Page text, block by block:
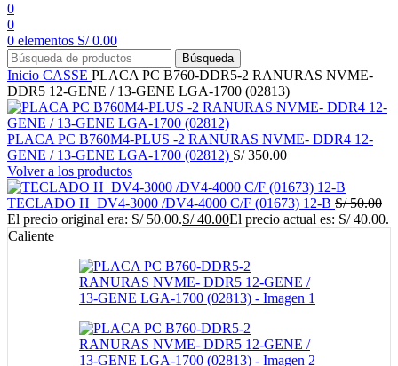
0
0
0 elementos S/0.00
Búsqueda
Inicio CASSE PLACA PC B760-DDR5-2 RANURAS NVME-
DDR5 12-GENE / 13-GENE LGA-1700 (02813)
PLACA PC B760M4-PLUS -2 RANURAS NVME- DDR4 12-
GENE / 13-GENE LGA-1700 (02812) S/350.00
Volver a los productos
TECLADO H_DV4-3000 /DV4-4000 C/F (01673) 12-B S/50.00
El precio original era: S/ 50.00.S/40.00El precio actual es: S/ 40.00.
Caliente